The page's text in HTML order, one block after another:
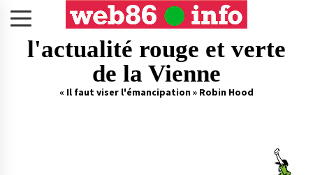
l'actualité rouge et verte
de la Vienne
« Il faut viser l'émancipation » Robin Hood